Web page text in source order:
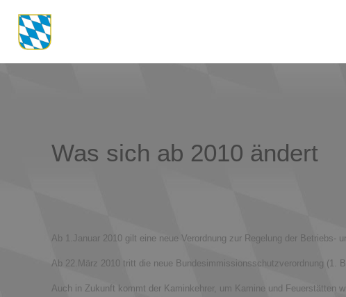
Was sich ab 2010 ändert
Ab 1.Januar 2010 gilt eine neue Verordnung zur Regelung der Betriebs-
Ab 22.März 2010 tritt die neue Bundesimmissionsschutzverordnung (1.
Auch in Zukunft kommt der Kaminkehrer, um Kamine und Feuerstätten